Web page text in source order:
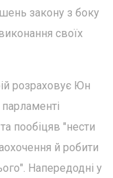
закону з боку
своїх
розраховує Юн
пообіцяв "нести
й робити
Напередодні у